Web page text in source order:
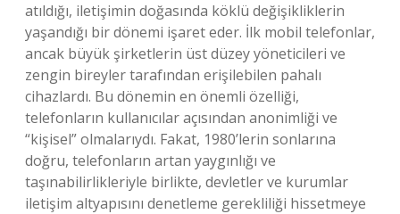
atıldığı, iletişimin doğasında köklü değişikliklerin
yaşandığı bir dönemi işaret eder. İlk mobil telefonlar,
ancak büyük şirketlerin üst düzey yöneticileri ve
zengin bireyler tarafından erişilebilen pahalı
cihazlardı. Bu dönemin en önemli özelliği,
telefonların kullanıcılar açısından anonimliği ve
“kişisel” olmalarıydı. Fakat, 1980’lerin sonlarına
doğru, telefonların artan yaygınlığı ve
taşınabilirlikleriyle birlikte, devletler ve kurumlar
iletişim altyapısını denetleme gerekliliği hissetmeye